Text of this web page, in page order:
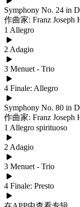
Symphony No. 24 in
作曲家: Franz Joseph
1 Allegro
2 Adagio
3 Menuet - Trio
4 Finale: Allegro
Symphony No. 80 in
作曲家: Franz Joseph
1 Allegro spirituoso
2 Adagio
3 Menuet - Trio
4 Finale: Presto